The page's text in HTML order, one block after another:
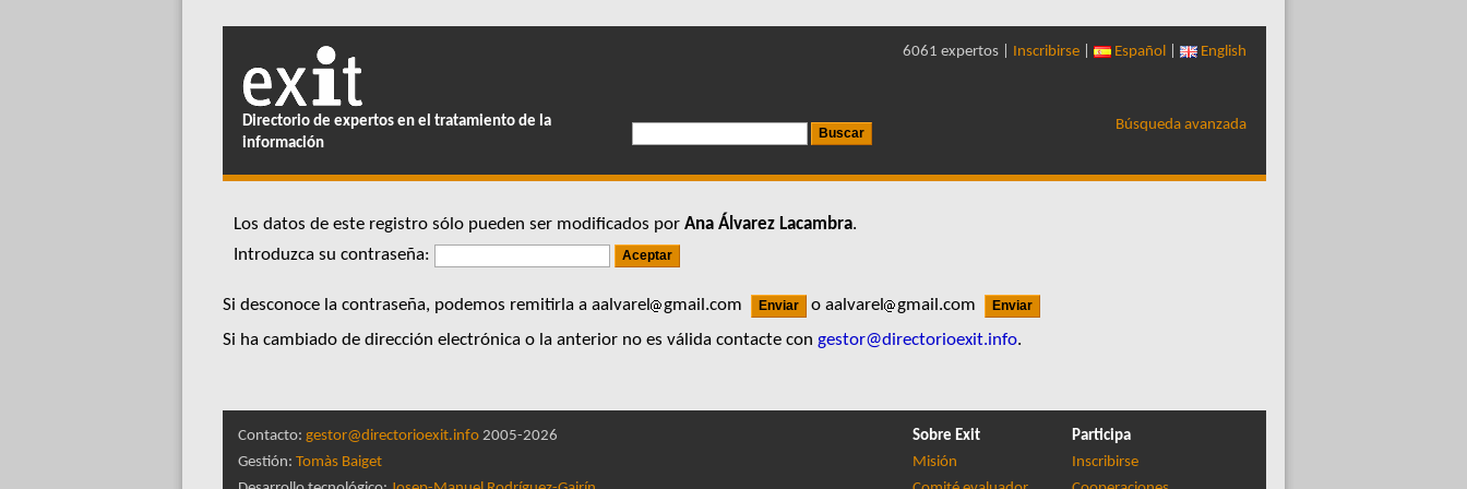
Directorio de expertos en el tratamiento de la
información
6061 expertos | Inscribirse Español English
Búsqueda avanzada
Los datos de este registro sólo pueden ser modificados por Ana Álvarez Lacambra.
Introduzca su contraseña:
Si desconoce la contraseña, podemos remitirla a aalvarel gmail.com o aalvarel
gmail.com
Si ha cambiado de dirección electrónica o la anterior no es válida contacte con gestor@directorioexit.info.
Contacto: gestor@directorioexit.info 2005-2026
Gestión: Tomàs Baiget
Sobre Exit
Misión
Participa
Inscribirse